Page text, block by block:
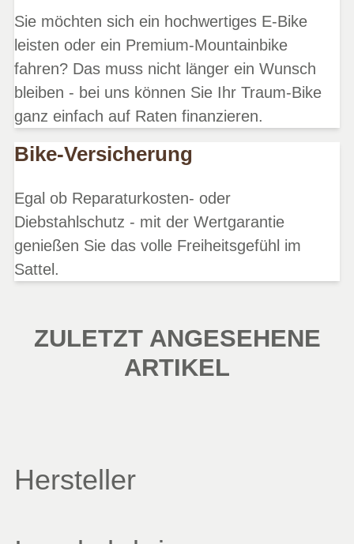
Sie möchten sich ein hochwertiges E-Bike
leisten oder ein Premium-Mountainbike
fahren? Das muss nicht länger ein Wunsch
bleiben - bei uns können Sie Ihr Traum-Bike
ganz einfach auf Raten finanzieren.
Bike-Versicherung
Egal ob Reparaturkosten- oder
Diebstahlschutz - mit der Wertgarantie
genießen Sie das volle Freiheitsgefühl im
Sattel.
ZULETZT ANGESEHENE
ARTIKEL
Hersteller